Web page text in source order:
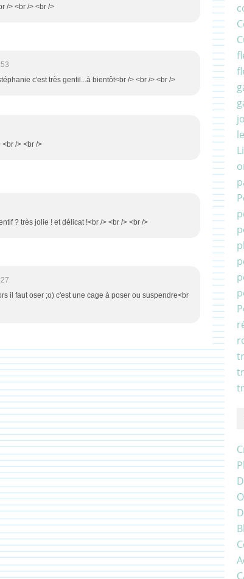
/> <br /> <br />
c'est très gentil...à bientôt<br /> <br /> <br />
/> <br />
? très jolie ! et délicat !<br /> <br /> <br />
il faut oser ;o) c'est une cage à poser ou suspendre<br